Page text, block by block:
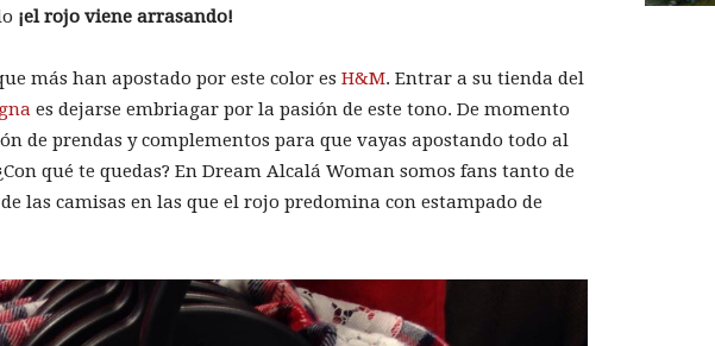
¡el rojo viene arrasando!
más han apostado por este color es H&M. Entrar a su tienda del
es dejarse embriagar por la pasión de este tono. De momento
de prendas y complementos para que vayas apostando todo al
qué te quedas? En Dream Alcalá Woman somos fans tanto de
las camisas en las que el rojo predomina con estampado de